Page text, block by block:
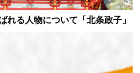
れる人物について「北条政子」